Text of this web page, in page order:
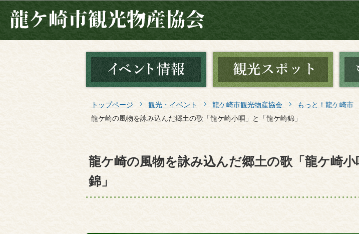
このページの本
トップページ 観光・イベント 龍ケ崎市観光物産協会 もっと！龍ケ崎市
龍ケ崎の風物を詠み込んだ郷土の歌「龍ケ崎小唄」と「龍ケ崎錦」
龍ケ崎の風物を詠み込んだ郷土の歌「龍ケ崎
錦」